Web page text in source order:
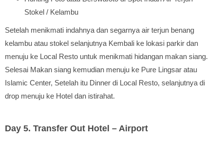
Stokel / Kelambu
Setelah menikmati indahnya dan segarnya air terjun benang
kelambu atau stokel selanjutnya Kembali ke lokasi parkir dan
menuju ke Local Resto untuk menikmati hidangan makan siang.
Selesai Makan siang kemudian menuju ke Pure Lingsar atau
Islamic Center, Setelah itu Dinner di Local Resto, selanjutnya di
drop menuju ke Hotel dan istirahat.
Day 5. Transfer Out Hotel – Airport